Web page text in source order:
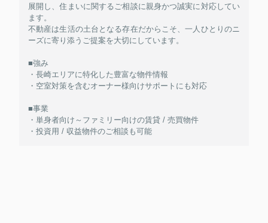
展開し、住まいに関するご相談に親身かつ誠実に対応してい
ます。
不動産は生活の土台となる存在だからこそ、一人ひとりのニ
ーズに寄り添うご提案を大切にしています。
■強み
・長崎エリアに特化した豊富な物件情報
・空室対策を含むオーナー様向けサポートにも対応
■事業
・単身者向け～ファミリー向けの賃貸 / 売買物件
・投資用 / 収益物件のご相談も可能